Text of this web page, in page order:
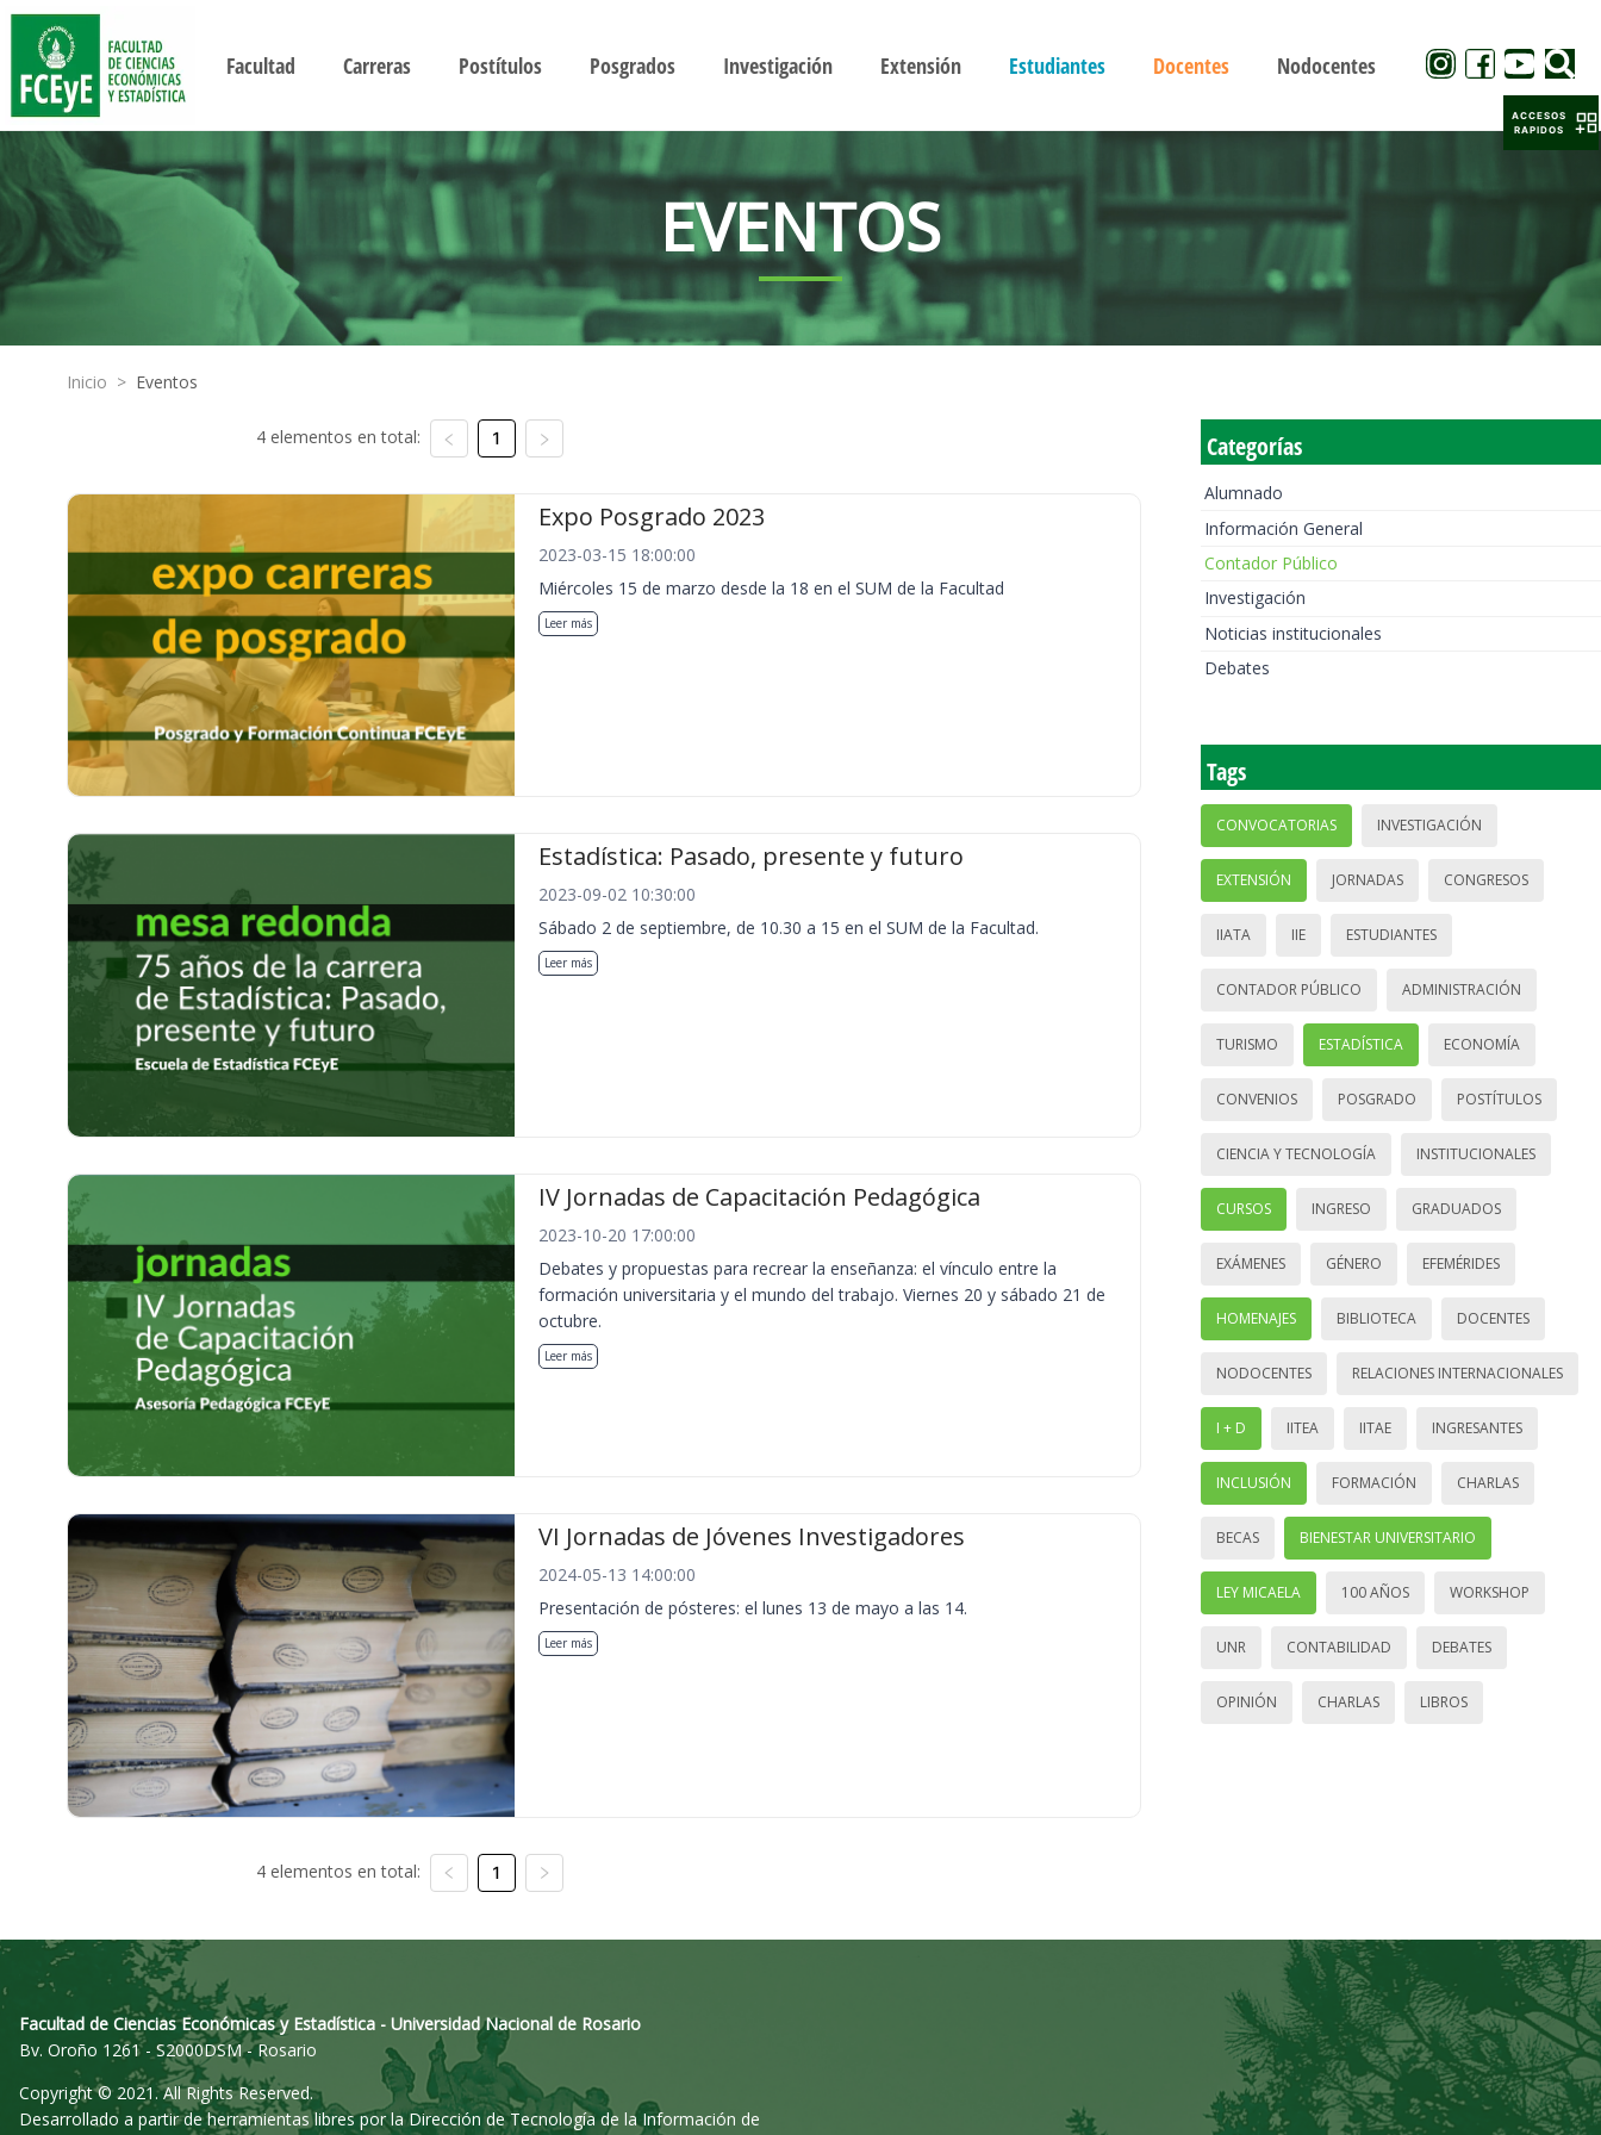
Facultad Carreras Postítulos Posgrados Investigación Extensión Estudiantes Docentes Nodocentes
EVENTOS
Inicio > Eventos
4 elementos en total: 1
Expo Posgrado 2023
2023-03-15 18:00:00
Miércoles 15 de marzo desde la 18 en el SUM de la Facultad
Leer más
Estadística: Pasado, presente y futuro
2023-09-02 10:30:00
Sábado 2 de septiembre, de 10.30 a 15 en el SUM de la Facultad.
Leer más
IV Jornadas de Capacitación Pedagógica
2023-10-20 17:00:00
Debates y propuestas para recrear la enseñanza: el vínculo entre la
formación universitaria y el mundo del trabajo. Viernes 20 y sábado 21 de
octubre.
Leer más
VI Jornadas de Jóvenes Investigadores
2024-05-13 14:00:00
Presentación de pósteres: el lunes 13 de mayo a las 14.
Leer más
4 elementos en total: 1
Categorías
Alumnado
Información General
Contador Público
Investigación
Noticias institucionales
Debates
Tags
CONVOCATORIAS INVESTIGACIÓN
EXTENSIÓN JORNADAS CONGRESOS
IIATA IIE ESTUDIANTES
CONTADOR PÚBLICO ADMINISTRACIÓN
TURISMO ESTADÍSTICA ECONOMÍA
CONVENIOS POSGRADO POSTÍTULOS
CIENCIA Y TECNOLOGÍA INSTITUCIONALES
CURSOS INGRESO GRADUADOS
EXÁMENES GÉNERO EFEMÉRIDES
HOMENAJES BIBLIOTECA DOCENTES
NODOCENTES RELACIONES INTERNACIONALES
I + D IITEA IITAE INGRESANTES
INCLUSIÓN FORMACIÓN CHARLAS
BECAS BIENESTAR UNIVERSITARIO
LEY MICAELA 100 AÑOS WORKSHOP
UNR CONTABILIDAD DEBATES
OPINIÓN CHARLAS LIBROS
Facultad de Ciencias Económicas y Estadística - Universidad Nacional de Rosario
Bv. Oroño 1261 - S2000DSM - Rosario
Copyright © 2021. All Rights Reserved.
Desarrollado a partir de herramientas libres por la Dirección de Tecnología de la Información de
ACCESOS
RAPIDOS